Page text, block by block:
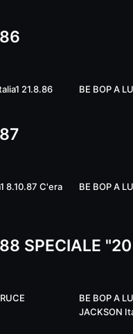
01:24:11
21.8.86 BE BOP A
50:47
8.10.87 C'era
BE BOP A
SPECIALE
BE BOP A LULA
JACKSON